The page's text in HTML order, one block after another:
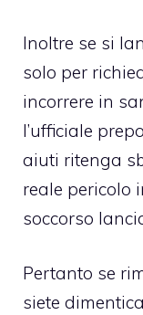
Inoltre se si
solo per
incorrere in
l’ufficiale
aiuti ritenga
reale pericolo
soccorso
Pertanto se
siete